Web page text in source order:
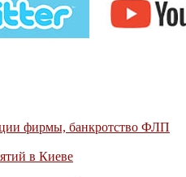
фирмы, банкротство ФЛП
в Киеве